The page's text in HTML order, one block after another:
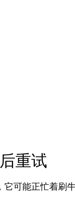
重试
它可能正忙着刷